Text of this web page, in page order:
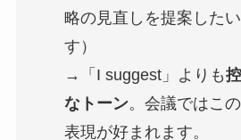
略の見直しを提案した
す）
→「I suggest」よりも
なトーン。会議ではこ
表現が好まれます。